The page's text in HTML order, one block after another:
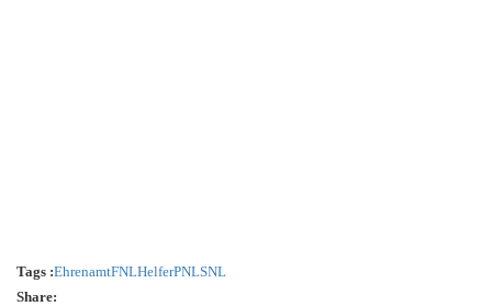
Tags :EhrenamtFNLHelferPNLSNL
Share: